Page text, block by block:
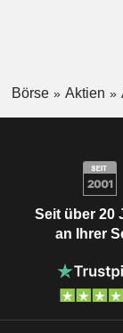
Börse Aktien
Seit über 20
an Ihrer